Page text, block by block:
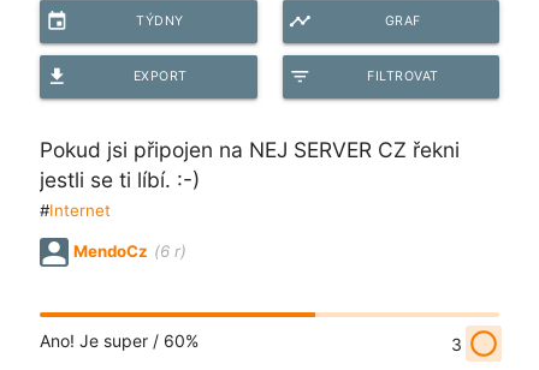
event TÝDNY timeline GRAF
file_download EXPORT filter_list FILTROVAT
Pokud jsi připojen na NEJ SERVER CZ řekni
jestli se ti líbí. :-)
#Internet
MendoCz (6 r)
Ano! Je super / 60% 3 radio_button_unchecked